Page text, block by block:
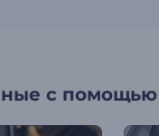
с помощью